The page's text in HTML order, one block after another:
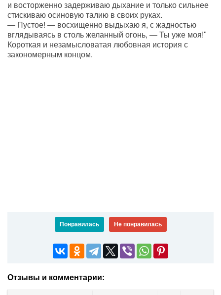
и восторженно задерживаю дыхание и только сильнее
стискиваю осиновую талию в своих руках.
— Пустое! — восхищенно выдыхаю я, с жадностью
вглядываясь в столь желанный огонь, — Ты уже моя!"
Короткая и незамысловатая любовная история с
закономерным концом.
Понравилась Не понравилась
Отзывы и комментарии: